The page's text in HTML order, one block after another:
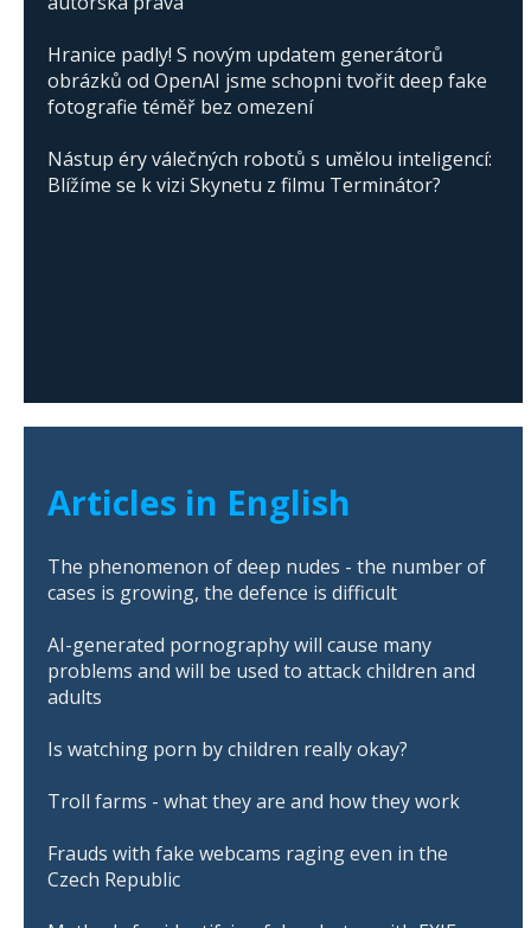
Hranice padly! S novým updatem generátorů
obrázků od OpenAI jsme schopni tvořit deep fake
fotografie téměř bez omezení
Nástup éry válečných robotů s umělou inteligencí:
Blížíme se k vizi Skynetu z filmu Terminátor?
Articles in English
The phenomenon of deep nudes - the number of
cases is growing, the defence is difficult
AI-generated pornography will cause many
problems and will be used to attack children and
adults
Is watching porn by children really okay?
Troll farms - what they are and how they work
Frauds with fake webcams raging even in the
Czech Republic